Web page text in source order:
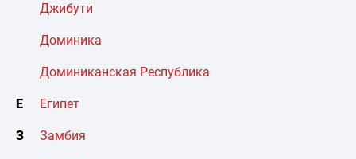
Джибути
Доминика
Доминиканская Республика
Е Египет
З Замбия